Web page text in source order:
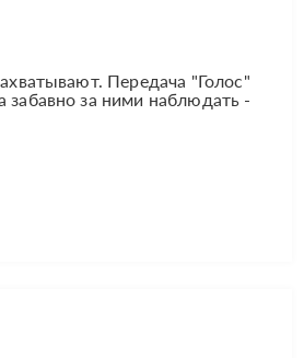
Передача "Голос"
за ними наблюдать -